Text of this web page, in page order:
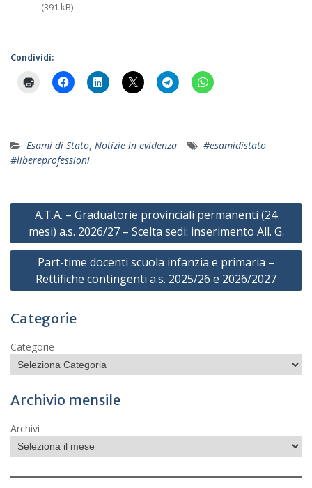
(391 kB)
Condividi:
Esami di Stato, Notizie in evidenza
#esamidistato
#libereprofessioni
Navigazione
articoli
A.T.A. – Graduatorie provinciali permanenti (24
mesi) a.s. 2026/27 – Scelta sedi: inserimento All. G.
Part-time docenti scuola infanzia e primaria –
Rettifiche contingenti a.s. 2025/26 e 2026/2027
Categorie
Categorie
Archivio mensile
Archivi